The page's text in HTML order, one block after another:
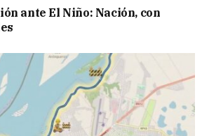
ante El Niño: Nación, con